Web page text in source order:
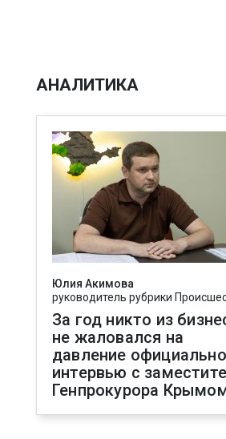
АНАЛИТИКА
Юлия Акимова
руководитель рубрики
За год никто из
не жаловался на
давление
интервью с
Генпрокурора